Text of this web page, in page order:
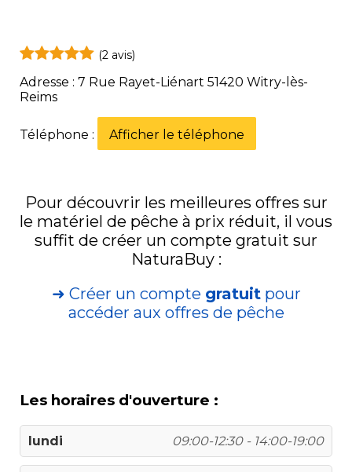
(2 avis)
Adresse : 7 Rue Rayet-Liénart 51420 Witry-lès-
Reims
Téléphone : Afficher le téléphone
Pour découvrir les meilleures offres sur
le matériel de pêche à prix réduit, il vous
suffit de créer un compte gratuit sur
NaturaBuy :
➜ Créer un compte gratuitpour
accéder aux offres de pêche
Les horaires d'ouverture :
lundi 09:00-12:30 - 14:00-19:00